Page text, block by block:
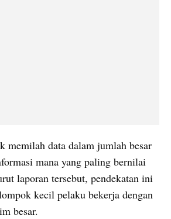
memilah data dalam jumlah besar
mana yang paling bernilai
laporan tersebut, pendekatan ini
kecil pelaku bekerja dengan
besar.